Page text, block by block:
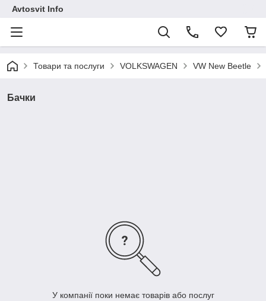
Avtosvit Info
Товари та послуги VOLKSWAGEN VW New Beetle
Бачки
У компанії поки немає товарів або послуг